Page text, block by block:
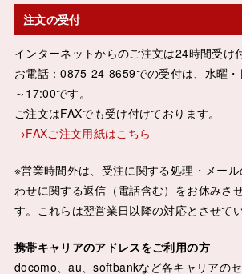
注文の受付
インターネットからのご注文は24時間受け
お電話：0875-24-8659での受付は、水曜
～17:00です。
ご注文はFAXでも受け付けております。
→FAXご注文用紙はこちら
※営業時間外は、受注に関する処理・メー
わせに関する返信（電話含む）をお休みさ
す。これらは翌営業日以降の対応とさせて
携帯キャリアのアドレスをご利用の方
docomo、au、softbankなど各キャリアの